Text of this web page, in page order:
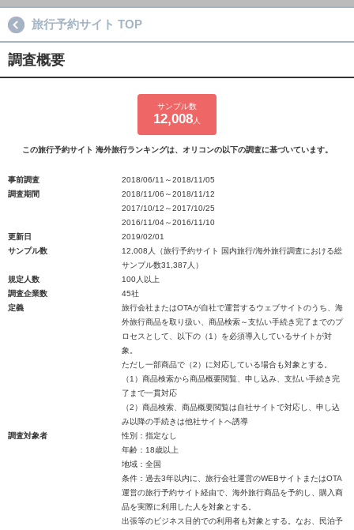
旅行予約サイト TOP
調査概要
サンプル数
12,008 人
この旅行予約サイト 海外旅行ランキングは、オリコンの以下の調査に基づいています。
事前調査
2018/06/11～2018/11/05
調査期間
2018/11/06～2018/11/12
2017/10/12～2017/10/25
2016/11/04～2016/11/10
更新日
2019/02/01
サンプル数
12,008人（旅行予約サイト 国内旅行/海外旅行調査における総
サンプル数31,387人）
規定人数
100人以上
調査企業数
45社
定義
旅行会社またはOTAが自社で運営するウェブサイトのうち、海
外旅行商品を取り扱い、商品検索～支払い手続き完了までのプ
ロセスとして、以下の（1）を必須導入しているサイトが対
象。
ただし一部商品で（2）に対応している場合も対象とする。
（1）商品検索から商品概要閲覧、申し込み、支払い手続き完
了まで一貫対応
（2）商品検索、商品概要閲覧は自社サイトで対応し、申し込
み以降の手続きは他社サイトへ誘導
調査対象者
性別：指定なし
年齢：18歳以上
地域：全国
条件：過去3年以内に、旅行会社運営のWEBサイトまたはOTA
運営の旅行予約サイト経由で、海外旅行商品を予約し、購入商
品を実際に利用した人を対象とする。
出張等のビジネス目的での利用者も対象とする。なお、民泊予